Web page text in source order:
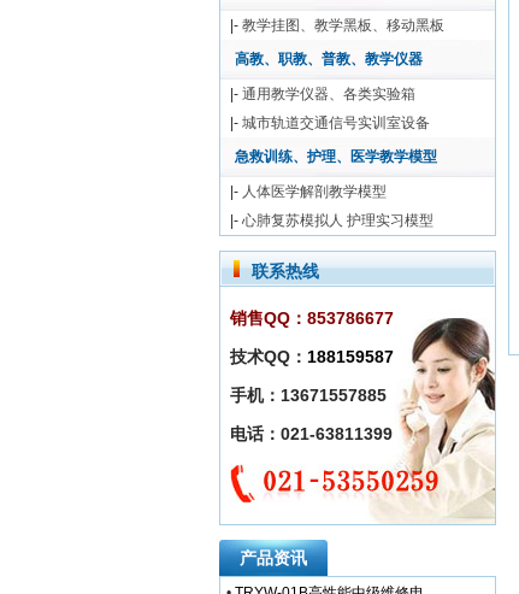
|- 教学挂图、教学黑板、移动黑板
高教、职教、普教、教学仪器
|- 通用教学仪器、各类实验箱
|- 城市轨道交通信号实训室设备
急救训练、护理、医学教学模型
|- 人体医学解剖教学模型
|- 心肺复苏模拟人 护理实习模型
联系热线
销售QQ：853786677
技术QQ： 188159587
手机：13671557885
电话：021-63811399
产品资讯